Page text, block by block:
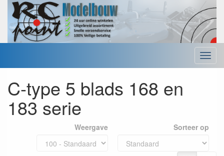
Menu
C-type 5 blads 168 en
183 serie
Weergave Sorteer op